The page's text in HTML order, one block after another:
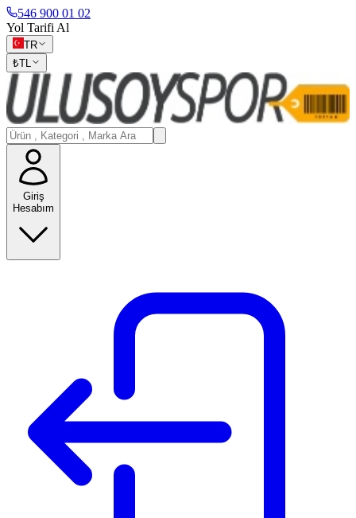
546 900 01 02
Yol Tarifi Al
TR
₺TL
Giriş
Hesabım